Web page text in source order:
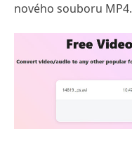
nového souboru MP4.